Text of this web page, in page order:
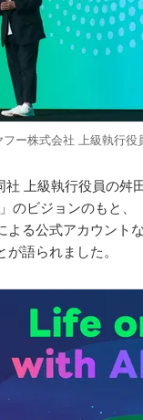
ー株式会社 上級執行役
上級執行役員の舛
のビジョンのもと
よる公式アカウント
語られました。